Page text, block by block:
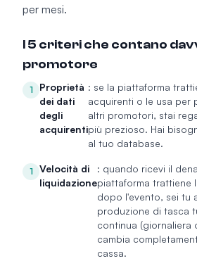
per mesi.
I 5 criteri che contano
promotore
1
Proprietà
dei dati
degli
acquirenti
: se la piattaforma
acquirenti o le usa per
altri promotori, stai
più prezioso. Hai
al tuo database.
1
Velocità di
liquidazione
: quando ricevi il
piattaforma trattiene
dopo l'evento, sei tu
produzione di tasca
continua (giornaliera
cambia
cassa.